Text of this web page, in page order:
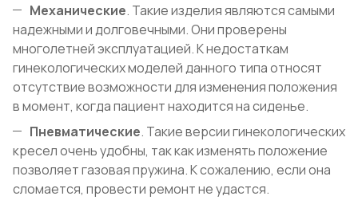
Механические. Такие изделия являются самыми
надежными и долговечными. Они проверены
многолетней эксплуатацией. К недостаткам
гинекологических моделей данного типа относят
отсутствие возможности для изменения положения
в момент, когда пациент находится на сиденье.
Пневматические. Такие версии гинекологических
кресел очень удобны, так как изменять положение
позволяет газовая пружина. К сожалению, если она
сломается, провести ремонт не удастся.